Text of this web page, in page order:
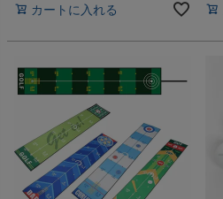
カートに入れる